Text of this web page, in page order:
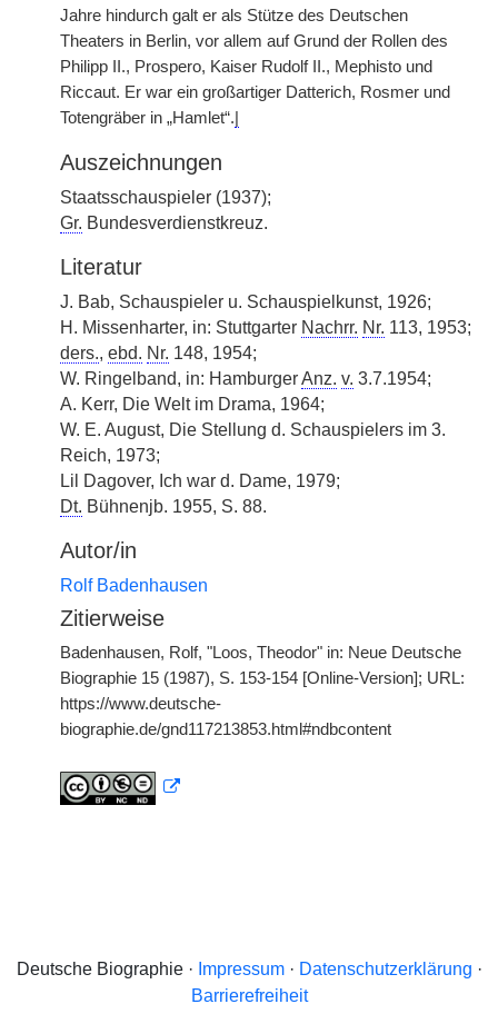
Jahre hindurch galt er als Stütze des Deutschen
Theaters in Berlin, vor allem auf Grund der Rollen des
Philipp II., Prospero, Kaiser Rudolf II., Mephisto und
Riccaut. Er war ein großartiger Datterich, Rosmer und
Totengräber in „Hamlet“.
Auszeichnungen
Staatsschauspieler (1937);
Gr. Bundesverdienstkreuz.
Literatur
J. Bab, Schauspieler u. Schauspielkunst, 1926;
H. Missenharter, in: Stuttgarter Nachrr. Nr. 113, 1953;
ders., ebd. Nr. 148, 1954;
W. Ringelband, in: HamburgerAnz. v. 3.7.1954;
A. Kerr, Die Welt im Drama, 1964;
W. E. August, Die Stellung d. Schauspielers im 3.
Reich, 1973;
Lil Dagover, Ich war d. Dame, 1979;
Dt. Bühnenjb. 1955, S. 88.
Autor/in
Rolf Badenhausen
Zitierweise
Badenhausen, Rolf, "Loos, Theodor" in: Neue Deutsche
Biographie 15 (1987), S. 153-154 [Online-Version]; URL:
https://www.deutsche-
biographie.de/gnd117213853.html#ndbcontent
Deutsche Biographie · Impressum· Datenschutzerklärung ·
Barrierefreiheit